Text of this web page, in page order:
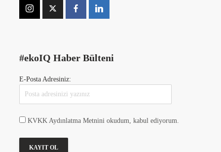
#ekoIQ Haber Bülteni
E-Posta Adresiniz:
KVKK Aydınlatma Metnini okudum, kabul ediyorum.